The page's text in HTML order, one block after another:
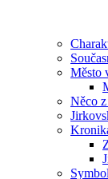
Město
Něco